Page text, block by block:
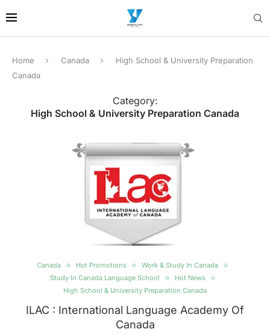
Home Canada
High School & University Preparation
Canada
Category:
High School & University Preparation Canada
Canada Hot Promotions
Work & Study In Canada
Study In Canada Language School
Hot News
High School & University Preparation Canada
ILAC : International Language Academy Of
Canada